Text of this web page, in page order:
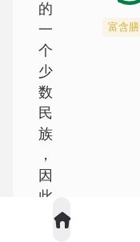
的
一
个
少
数
民
族
，
因
此
富含